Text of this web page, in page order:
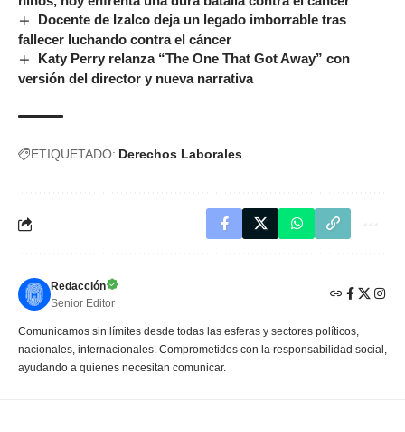
Docente de Izalco deja un legado imborrable tras
fallecer luchando contra el cáncer
Katy Perry relanza “The One That Got Away” con
versión del director y nueva narrativa
ETIQUETADO: Derechos Laborales
Redacción
Senior Editor
Comunicamos sin límites desde todas las esferas y sectores políticos,
nacionales, internacionales. Comprometidos con la responsabilidad social,
ayudando a quienes necesitan comunicar.